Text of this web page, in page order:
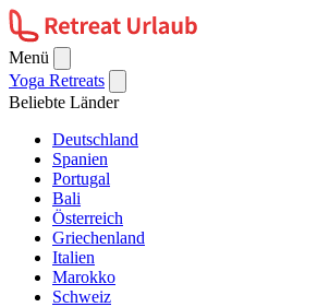
Menü
Yoga Retreats
Beliebte Länder
Deutschland
Spanien
Portugal
Bali
Österreich
Griechenland
Italien
Marokko
Schweiz